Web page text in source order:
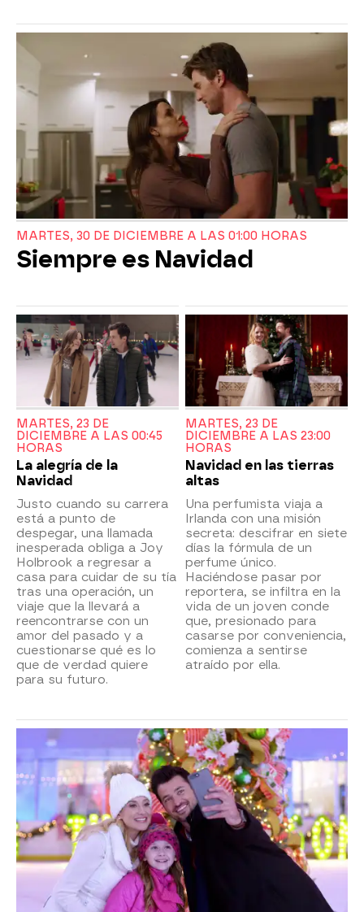
MARTES, 30 DE DICIEMBRE A LAS 01:00 HORAS
Siempre es Navidad
MARTES, 23 DE
DICIEMBRE A LAS 00:45
HORAS
La alegría de la
Navidad
Justo cuando su carrera
está a punto de
despegar, una llamada
inesperada obliga a Joy
Holbrook a regresar a
casa para cuidar de su tía
tras una operación, un
viaje que la llevará a
reencontrarse con un
amor del pasado y a
cuestionarse qué es lo
que de verdad quiere
para su futuro.
MARTES, 23 DE
DICIEMBRE A LAS 23:00
HORAS
Navidad en las tierras
altas
Una perfumista viaja a
Irlanda con una misión
secreta: descifrar en siete
días la fórmula de un
perfume único.
Haciéndose pasar por
reportera, se infiltra en la
vida de un joven conde
que, presionado para
casarse por conveniencia,
comienza a sentirse
atraído por ella.